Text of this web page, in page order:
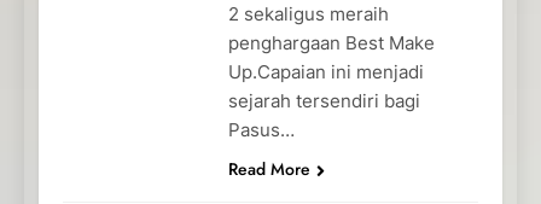
2 sekaligus meraih
penghargaan Best Make
Up.Capaian ini menjadi
sejarah tersendiri bagi
Pasus…
Read More